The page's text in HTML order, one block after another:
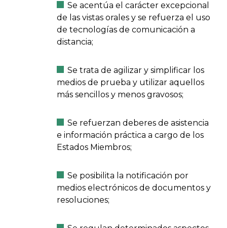
Se acentúa el carácter excepcional
de las vistas orales y se refuerza el uso
de tecnologías de comunicación a
distancia;
Se trata de agilizar y simplificar los
medios de prueba y utilizar aquellos
más sencillos y menos gravosos;
Se refuerzan deberes de asistencia
e información práctica a cargo de los
Estados Miembros;
Se posibilita la notificación por
medios electrónicos de documentos y
resoluciones;